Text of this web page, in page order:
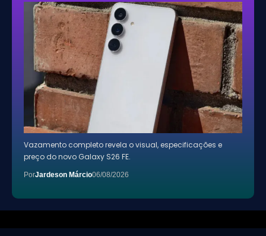
Vazamento completo revela o visual, especificações e
preço do novo Galaxy S26 FE.
PorJardeson Márcio06/08/2026